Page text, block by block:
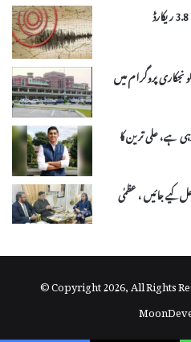
3 ہوائی اڈوں کو نجکاری پروگرام میں
ہے، علی ترین کا
کیے جائیں ، عظمٰی
© Copyright 2026, All Rights